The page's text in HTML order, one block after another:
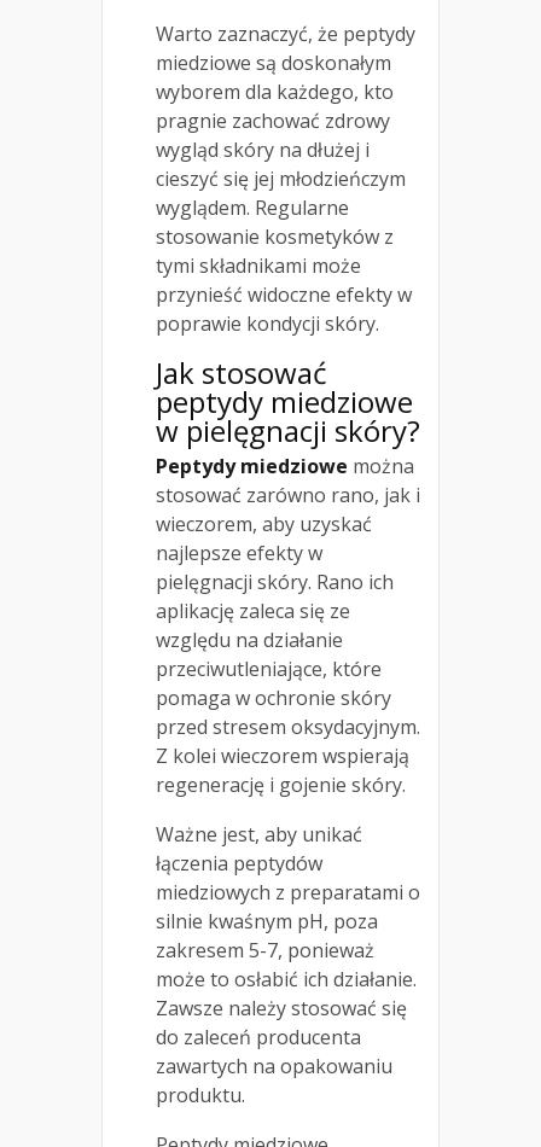
Warto zaznaczyć, że peptydy
miedziowe są doskonałym
wyborem dla każdego, kto
pragnie zachować zdrowy
wygląd skóry na dłużej i
cieszyć się jej młodzieńczym
wyglądem. Regularne
stosowanie kosmetyków z
tymi składnikami może
przynieść widoczne efekty w
poprawie kondycji skóry.
Jak stosować
peptydy miedziowe
w pielęgnacji skóry?
Peptydy miedziowe można
stosować zarówno rano, jak i
wieczorem, aby uzyskać
najlepsze efekty w
pielęgnacji skóry. Rano ich
aplikację zaleca się ze
względu na działanie
przeciwutleniające, które
pomaga w ochronie skóry
przed stresem oksydacyjnym.
Z kolei wieczorem wspierają
regenerację i gojenie skóry.
Ważne jest, aby unikać
łączenia peptydów
miedziowych z preparatami o
silnie kwaśnym pH, poza
zakresem 5-7, ponieważ
może to osłabić ich działanie.
Zawsze należy stosować się
do zaleceń producenta
zawartych na opakowaniu
produktu.